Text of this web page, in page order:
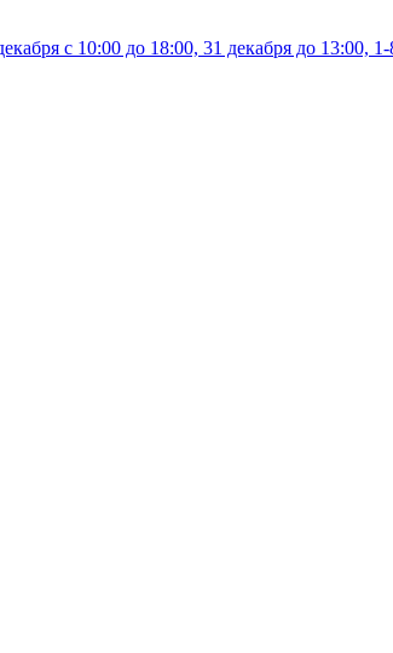
с 10:00 до 18:00, 31 декабря до 13:00,